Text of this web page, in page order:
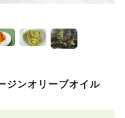
ジンオリーブオイル